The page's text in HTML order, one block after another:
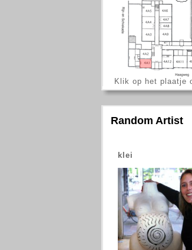
Klik op het plaatje
Random Artist
klei